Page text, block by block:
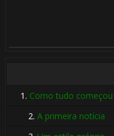
1. Como tudo começou
2.A primeira notícia